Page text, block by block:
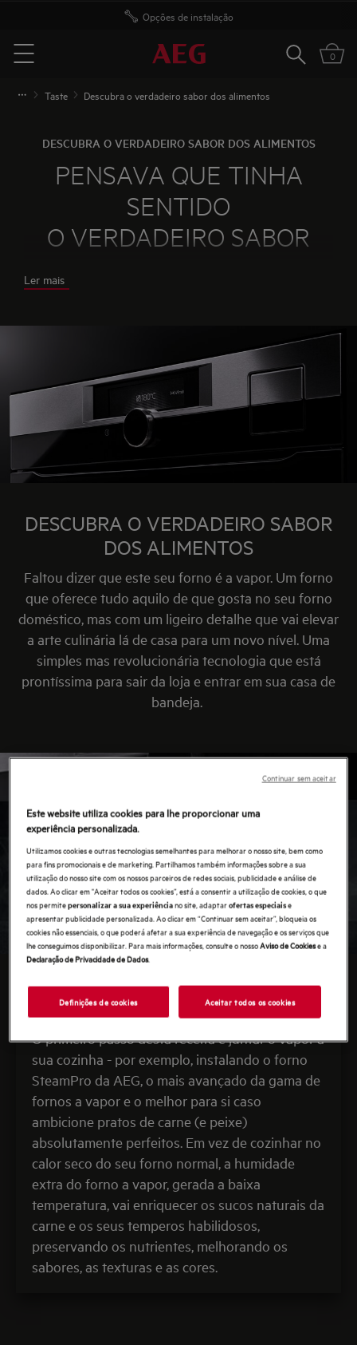
Opções de instalação
Menu
Pesquisar
0
Taste Descubra o verdadeiro sabor dos alimentos
DESCUBRA O VERDADEIRO SABOR DOS ALIMENTOS
PENSAVA QUE TINHA
SENTIDO
O VERDADEIRO SABOR
ATÉ OS COZINHAR A
Abra o forno.
Primeiro, os aromas apurados enchem a cozinha e seduzem a
casa inteira. Depois, para deleite dos olhos, cores vibrantes
revestem aquele naco de carne ou lombo de peixe que esteve a
cozinhar. Aos primeiros golpes da faca afiada, estala a pele -
mas não a sua, que está apenas arrepiada. Tudo isto antes de
Ler mais
DESCUBRA O VERDADEIRO SABOR
DOS ALIMENTOS
Faltou dizer que este seu forno é a vapor. Um forno
que oferece tudo aquilo de que gosta no seu forno
doméstico, mas com um ligeiro detalhe que vai elevar
a arte culinária lá de casa para um novo nível. Uma
simples mas revolucionária tecnologia que está
prontíssima para sair da loja e entrar em sua casa de
bandeja.
PENSAVA QUE COZINHAR EM VÁCUO ERA
COISA DE CHEF.
ATÉ DESCOBRIR QUE PODIA SER UM.
O primeiro passo desta receita é juntar o vapor à
sua cozinha - por exemplo, instalando o forno
SteamPro da AEG, o mais avançado da gama de
fornos a vapor e o melhor para si caso
ambicione pratos de carne (e peixe)
absolutamente perfeitos. Em vez de cozinhar no
calor seco do seu forno normal, a humidade
extra do forno a vapor, gerada a baixa
temperatura, vai enriquecer os sucos naturais da
carne e os seus temperos habilidosos,
preservando os nutrientes, melhorando os
sabores, as texturas e as cores.
Este website utiliza cookies para lhe proporcionar uma
experiência personalizada.
Utilizamos cookies e outras tecnologias semelhantes para melhorar o nosso site, bem como
para fins promocionais e de marketing. Partilhamos também informações sobre a sua
utilização do nosso site com os nossos parceiros de redes sociais, publicidade e análise de
dados. Ao clicar em "Aceitar todos os cookies”, está a consentir a utilização de cookies, o que
nos permitepersonalizar a sua experiênciano site, adaptarofertas especiaise
apresentar publicidade personalizada. Ao clicar em “Continuar sem aceitar”, bloqueia os
cookies não essenciais, o que poderá afetar a sua experiência de navegação e os serviços que
lhe conseguimos disponibilizar. Para mais informações, consulte o nossoAviso de Cookiese a
Declaração de Privacidade de Dados.
Definições de cookies Aceitar todos os cookies
Continuar sem aceitar